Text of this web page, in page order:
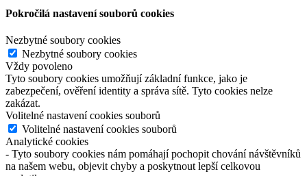
Pokročilá nastavení souborů cookies
Nezbytné soubory cookies
Nezbytné soubory cookies
Vždy povoleno
Tyto soubory cookies umožňují základní funkce, jako je
zabezpečení, ověření identity a správa sítě. Tyto cookies nelze
zakázat.
Volitelné nastavení cookies souborů
Volitelné nastavení cookies souborů
Analytické cookies
- Tyto soubory cookies nám pomáhají pochopit chování návštěvníků
na našem webu, objevit chyby a poskytnout lepší celkovou